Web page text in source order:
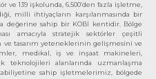
ve 139 işkolunda, 6.500’den fazla işletme,
milli ihtiyaçların karşılanmasında bir
değerine sahip bir KOBİ kentidir. Bölge
amacıyla stratejik sektörler çeşitli
tasarım yeteneklerinin gelişmesini ve
medikal, iş ve inşaat makineleri,
teknolojileri alanlarında uzmanlaşma
sahip işletmelerimiz, bölgede